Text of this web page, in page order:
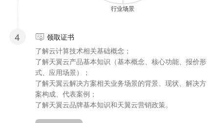
4
领取证书
了解云计算技术相关基础概念；
了解天翼云产品基本知识（基本概念、核心功能、报价形
式、应用场景）；
了解天翼云解决方案相关业务场景的背景、现状、解决方
案构成、代表案例；
了解天翼云品牌基本知识和天翼云营销政策。